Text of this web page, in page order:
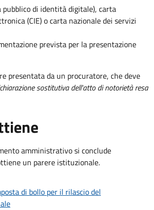
pubblico di identità digitale), carta
(CIE) o carta nazionale dei servizi
prevista per la presentazione
presentata da un procuratore, che deve
sostitutiva dell'atto di notorietà resa
amministrativo si conclude
un parere istituzionale.
di bollo per il rilascio del